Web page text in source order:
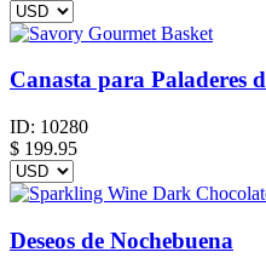
Canasta para Paladeres
ID: 10280
$ 199.95
Deseos de Nochebuena